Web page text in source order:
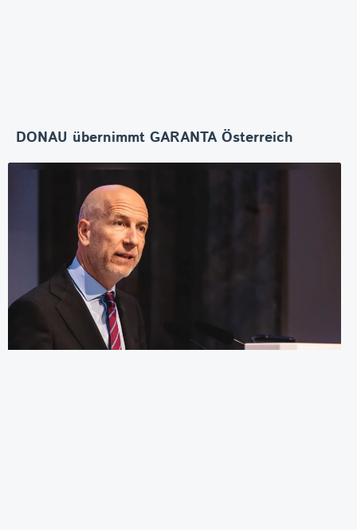
DONAU übernimmt GARANTA Österreich